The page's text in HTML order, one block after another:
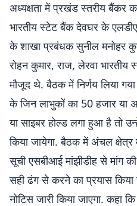
अध्यक्षता में प्रखंड स्तरीय बैंकर
भारतीय स्टेट बैंक देवघर के
के शाखा प्रबंधक सुनील मनोहर
रोहन कुमार, राज, लेरवा
मौजूद थे. बैठक में निर्णय लिया
के जिन लाभुकों का 50 हजार या
या साइबर होल्ड लगा हुआ है तो
किया जायेगा. बैठक में अंचल क्षेत्र
सूची एसबीआई मांझीडीह से मांग
सही ढंग से करने का प्रयास
नोटिस जारी किया जाएगा. कहा